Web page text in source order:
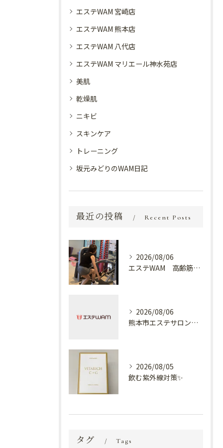
エステWAM 宮崎店
エステWAM 熊本店
エステWAM 八代店
エステWAM マリエール神水苑店
美肌
乾燥肌
ニキビ
スキンケア
トレーニング
坂元みどりのWAM日記
最近の投稿 Recent Posts
2026/08/06
エステWAM 高齢筋トレ
2026/08/06
熊本市エステサロン プラスでケア✨
2026/08/05
飲む紫外線対策✨
タグ Tags